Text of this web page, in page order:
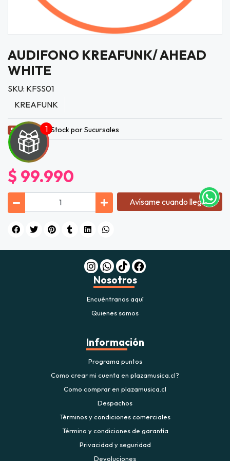
web
AUDIFONO KREAFUNK/ AHEAD
WHITE
SKU: KFSS01
KREAFUNK
Sin Stock Stock por Sucursales
$ 99.990
Avísame cuando llegue
Nosotros
Encuéntranos aquí
Quienes somos
Información
Programa puntos
Como crear mi cuenta en plazamusica.cl?
Como comprar en plazamusica.cl
Despachos
Términos y condiciones comerciales
Término y condiciones de garantía
Privacidad y seguridad
Devoluciones